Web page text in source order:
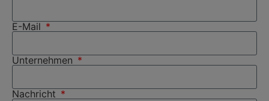
E-Mail
Unternehmen
Nachricht